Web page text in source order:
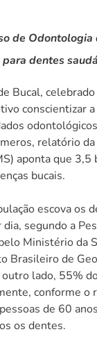
de
dentes
Bucal,
conscientizar
relatório da
aponta que 3,5
bucais.
escova os
segundo a
Ministério da
Brasileiro de
outro lado, 55%
conforme o
de 60
os dentes.